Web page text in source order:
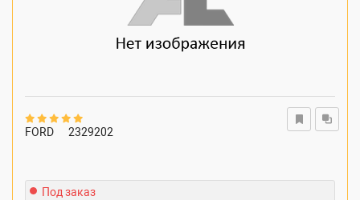
FORD 2329202
Под заказ